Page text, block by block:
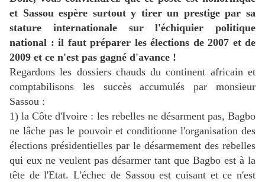
et Sassou espère surtout y tirer un prestige par sa
stature internationale sur l'échiquier politique
national : il faut préparer les élections de 2007 et de
2009 et ce n'est pas gagné d'avance !
Regardons les dossiers chauds du continent africain et
comptabilisons les succès accumulés par monsieur
Sassou :
1) la Côte d'Ivoire : les rebelles ne désarment pas, Bagbo
ne lâche pas le pouvoir et conditionne l'organisation des
élections présidentielles par le désarmement des rebelles
qui eux ne veulent pas désarmer tant que Bagbo est à la
tête de l'Etat. L'échec de Sassou est cuisant et ce n'est